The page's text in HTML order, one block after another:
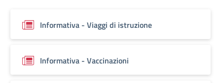
Informativa - Viaggi di istruzione
Informativa - Vaccinazioni